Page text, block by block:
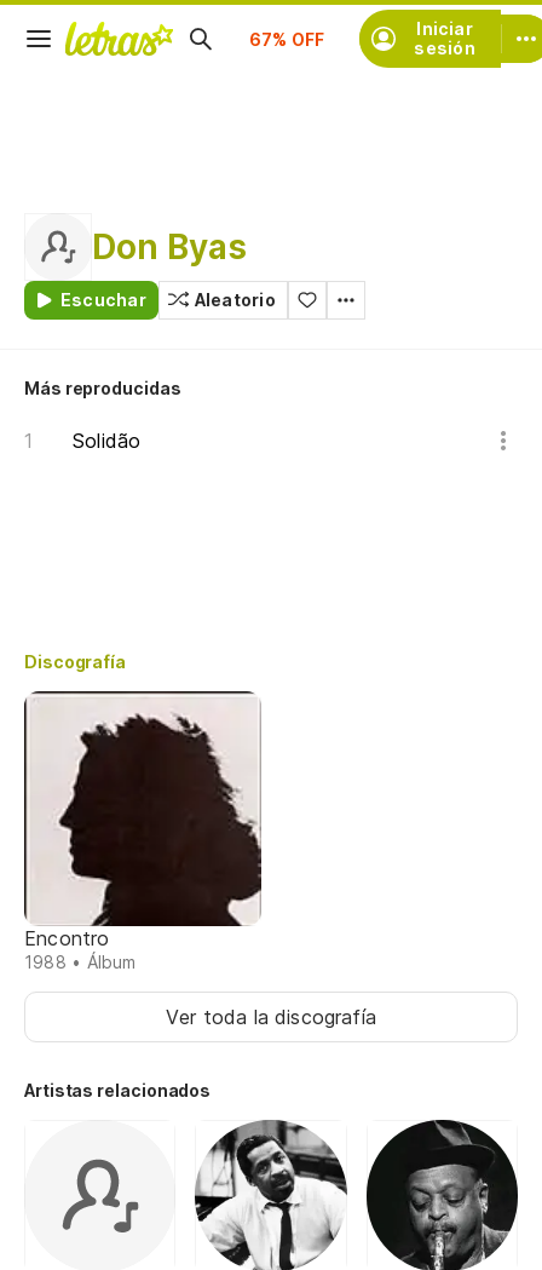
Iniciar
sesión
Suscríbete
Don Byas
Escuchar Aleatorio
Más reproducidas
Solidão
Discografía
Encontro
1988 • Álbum
Ver toda la discografía
Artistas relacionados